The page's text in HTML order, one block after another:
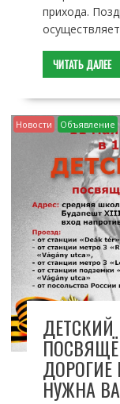
прихода.
ЧИТАТЬ ДАЛЕЕ
Новости Объявление
ДЕТСКИЙ
ДОРОГИЕ
НУЖНА